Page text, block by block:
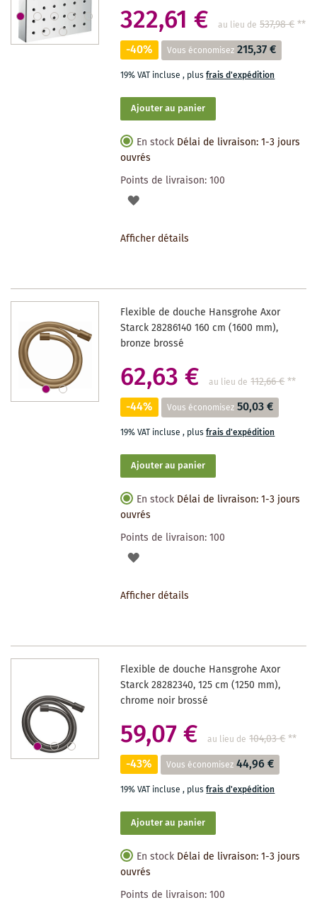
322,61 € au lieu de 537,98 €**
-40% Vous économisez 215,37 €
19% VAT incluse, plusfrais d'expédition
Ajouter au panier
En stock Délai de livraison: 1-3 jours
ouvrés
Points de livraison:100
AJOUTER
SOUHAITS
Afficher détails
Flexible de douche Hansgrohe Axor
Starck 28286140 160 cm (1600 mm),
bronze brossé
62,63 € au lieu de 112,66 €**
-44% Vous économisez 50,03 €
19% VAT incluse, plusfrais d'expédition
Ajouter au panier
En stock Délai de livraison: 1-3 jours
ouvrés
Points de livraison:100
AJOUTER
SOUHAITS
Afficher détails
Flexible de douche Hansgrohe Axor
Starck 28282340, 125 cm (1250 mm),
chrome noir brossé
59,07 € au lieu de 104,03 €**
-43% Vous économisez 44,96 €
19% VAT incluse, plusfrais d'expédition
Ajouter au panier
En stock Délai de livraison: 1-3 jours
ouvrés
Points de livraison:100